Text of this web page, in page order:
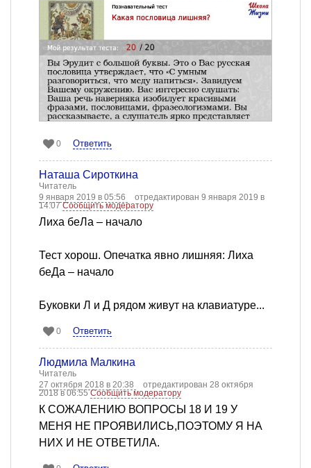
0 Ответить
Наташа Сироткина
Читатель
9 января 2019 в 05:56
отредактирован 9 января 2019 в
14:07Сообщить модератору
Лиха беЛа – начало
Тест хорош. Опечатка явно лишняя: Лиха
беДа – начало
Буковки Л и Д рядом живут на клавиатуре...
0 Ответить
Людмила Малкина
Читатель
27 октября 2018 в 20:38
отредактирован 28 октября
2018 в 06:55Сообщить модератору
К СОЖАЛЕНИЮ ВОПРОСЫ 18 И 19 У
МЕНЯ НЕ ПРОЯВИЛИСЬ,ПОЭТОМУ Я НА
НИХ И НЕ ОТВЕТИЛА.